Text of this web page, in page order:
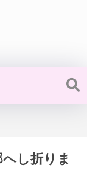
へし折りま